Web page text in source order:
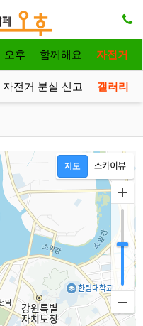
오후 함께해요 자전거
자전거 분실 신고 갤러리